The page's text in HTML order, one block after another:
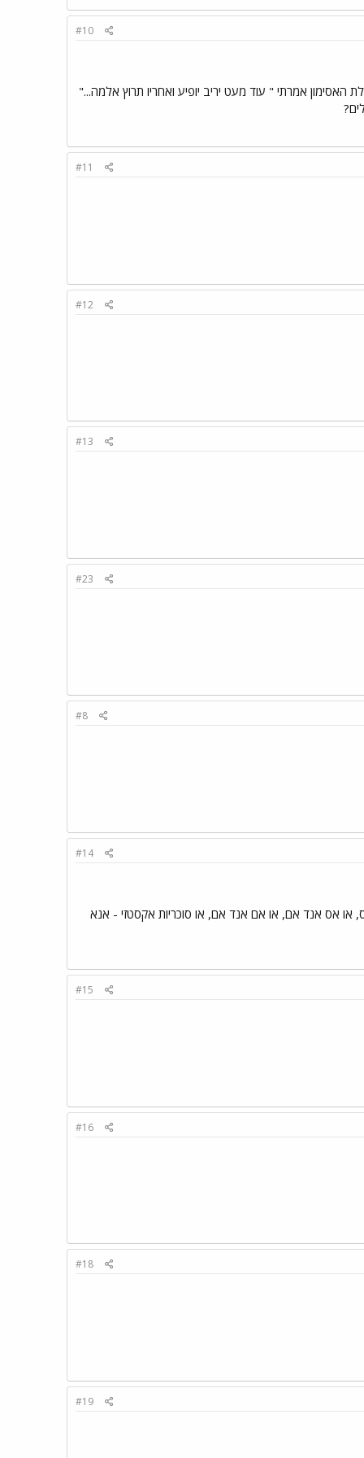
#10
לקח 5 דקות להבין שעבדו עלי) אחרי נפילת האסימון אמרתי " עוד מעט יריב יופיע ואחריו תרוץ אלמה..."
#11
#12
#13
#23
#8
#14
או אס אנד אם, או אם אנד אם, או סוכריות אקסטזי - אנא
#15
#16
#18
#19